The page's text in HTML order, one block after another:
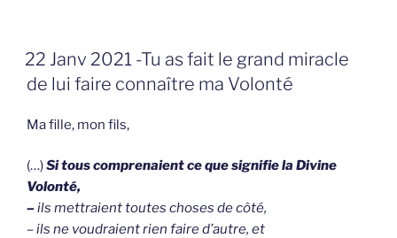
GEPLAATST
OP
22 Janv 2021 -Tu as fait le grand miracle
de lui faire connaître ma Volonté
Ma fille, mon fils,
(…)Si tous comprenaient ce que signifie la Divine
Volonté,
–ils mettraient toutes choses de côté,
– ils ne voudraient rien faire d’autre, et